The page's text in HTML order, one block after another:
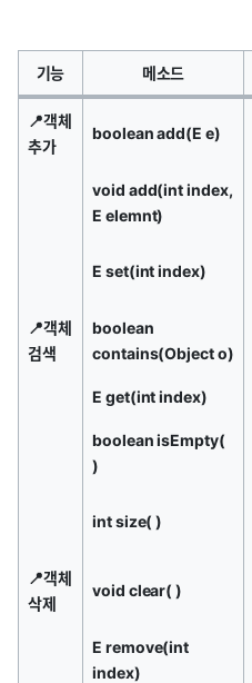
기능 메소드
📍객체
추가
boolean add(E e)
void add(int index,
E elemnt)
E set(int index)
📍객체
검색
boolean
contains(Object o)
E get(int index)
boolean isEmpty(
)
int size( )
📍객체
삭제
void clear( )
E remove(int
index)